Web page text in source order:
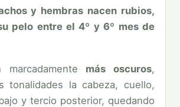
y hembras nacen rubios,
pelo entre el 4º y 6º mes de
más oscuros,
tonalidades la cabeza, cuello,
y tercio posterior, quedando